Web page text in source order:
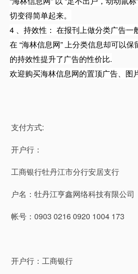
切变得简单起来。
4 、持效性： 在报刊上做分类广告一
在 “海林信息网” 上分类信息却可以
的持效性提升了广告的性价比.
欢迎购买海林信息网的置顶广告、图
支付方式:
开户行：
工商银行牡丹江市分行安居支行
户名：牡丹江亨鑫网络科技有限公司
帐号：0903 0216 0920 1004 173
开户行：工商银行